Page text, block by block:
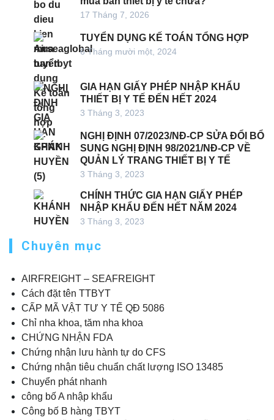
17 Tháng 7, 2026
TUYỂN DỤNG KẾ TOÁN TỔNG HỢP
6 Tháng mười một, 2024
GIA HẠN GIẤY PHÉP NHẬP KHẨU
THIẾT BỊ Y TẾ ĐẾN HẾT 2024
3 Tháng 3, 2023
NGHỊ ĐỊNH 07/2023/NĐ-CP SỬA ĐỔI BỔ
SUNG NGHỊ ĐỊNH 98/2021/NĐ-CP VỀ
QUẢN LÝ TRANG THIẾT BỊ Y TẾ
3 Tháng 3, 2023
CHÍNH THỨC GIA HẠN GIẤY PHÉP
NHẬP KHẨU ĐẾN HẾT NĂM 2024
3 Tháng 3, 2023
Chuyên mục
AIRFREIGHT – SEAFREIGHT
Cách đặt tên TTBYT
CẤP MÃ VẬT TƯ Y TẾ QĐ 5086
Chỉ nha khoa, tăm nha khoa
CHỨNG NHẬN FDA
Chứng nhận lưu hành tự do CFS
Chứng nhận tiêu chuẩn chất lượng ISO 13485
Chuyển phát nhanh
công bố A nhập khẩu
Công bố B hàng TBYT